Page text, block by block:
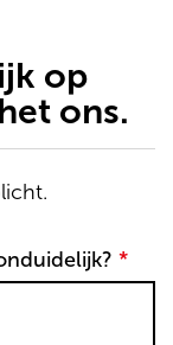
op
ons.
*